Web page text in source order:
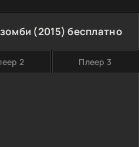
(2015) бесплатно
2 Плеер 3